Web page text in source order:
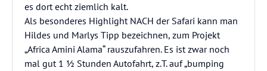
es dort echt ziemlich kalt.
Als besonderes Highlight NACH der Safari kann man
Hildes und Marlys Tipp bezeichnen, zum Projekt
„Africa Amini Alama“ rauszufahren. Es ist zwar noch
mal gut 1 ½ Stunden Autofahrt, z.T. auf „bumping